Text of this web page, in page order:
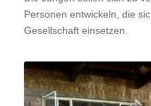
Personen entwickeln, die
Gesellschaft einsetzen.